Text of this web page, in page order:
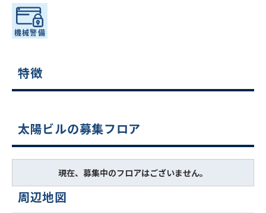
特徴
太陽ビルの募集フロア
現在、募集中のフロアはございません。
周辺地図